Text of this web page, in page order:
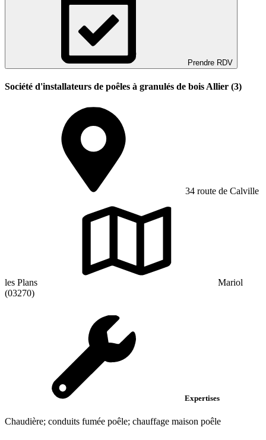
Prendre RDV
Société d'installateurs de poêles à granulés de bois Allier (3)
34 route de Calville
les Plans
Mariol
(03270)
Expertises
Chaudière; conduits fumée poêle; chauffage maison poêle